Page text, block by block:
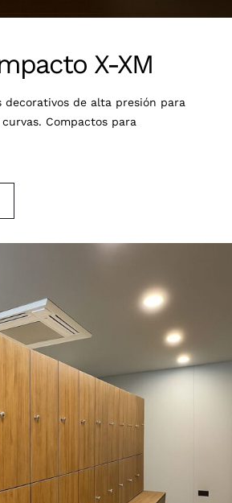
X-XM
decorativos de alta presión para
Compactos para